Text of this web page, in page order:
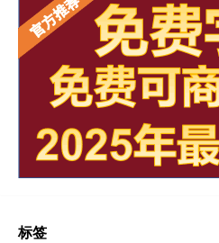
标签